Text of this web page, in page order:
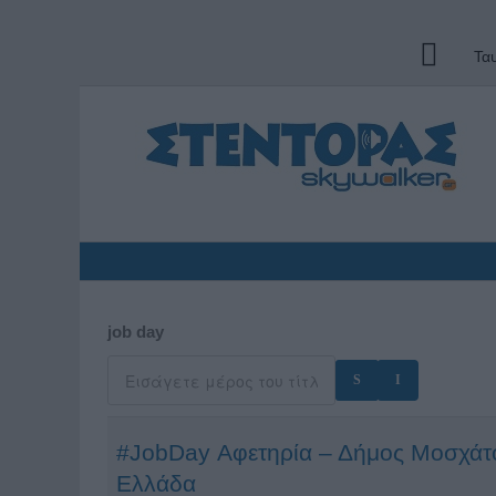
job day
#JobDay Αφετηρία – Δήμος
Ελλάδα